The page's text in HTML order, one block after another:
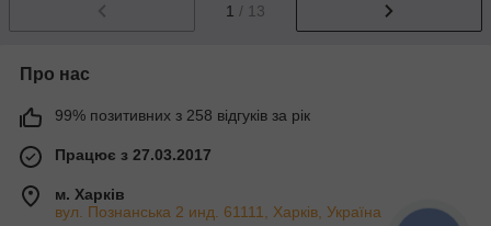
1 / 13
Про нас
99% позитивних з 258 відгуків за рік
Працює з 27.03.2017
м. Харків
вул. Познанська 2 инд. 61111, Харків, Україна